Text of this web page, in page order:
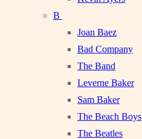
B
Joan Baez
Bad Company
The Band
Leverne Baker
Sam Baker
The Beach Boys
The Beatles